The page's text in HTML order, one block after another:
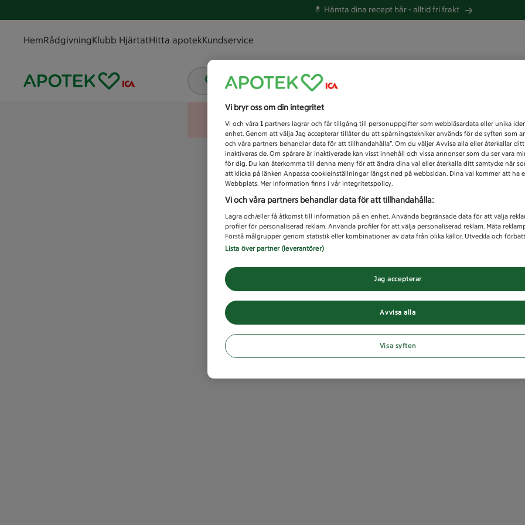
💊 Hämta dina recept här -alltid fri frakt
HemRådgivningKlubb HjärtatHitta apotekKundservice
Vad letar du efter idag?
Unknown error
Vi bryr oss om din integritet
Vi och våra 1 partners lagrar och får tillgång till personuppgifter som webbläsardata eller unika
enhet. Genom att välja Jag accepterar tillåter du att spårningstekniker används för de syften som
och våra partners behandlar data för att tillhandahålla”. Om du väljer Avvisa alla eller återkallar ditt
inaktiveras de. Om spårare är inaktiverade kan visst innehåll och vissa annonser som du ser vara
för dig. Du kan återkomma till denna meny för att ändra dina val eller återkalla ditt samtycke när
att klicka på länken Anpassa cookieinställningar längst ned på webbsidan. Dina val kommer att ha
Webbplats. Mer information finns i vår integritetspolicy.
Vi och våra partners behandlar data för att tillhandahålla:
Lagra och/eller få åtkomst till information på en enhet. Använda begränsade data för att välja
profiler för personaliserad reklam. Använda profiler för att välja personaliserad reklam. Mäta
Förstå målgrupper genom statistik eller kombinationer av data från olika källor. Utveckla och
Lista över partner (leverantörer)
Avvisa alla
Jag accepterar
Visa syften